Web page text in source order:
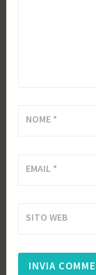
NOME *
EMAIL *
SITO WEB